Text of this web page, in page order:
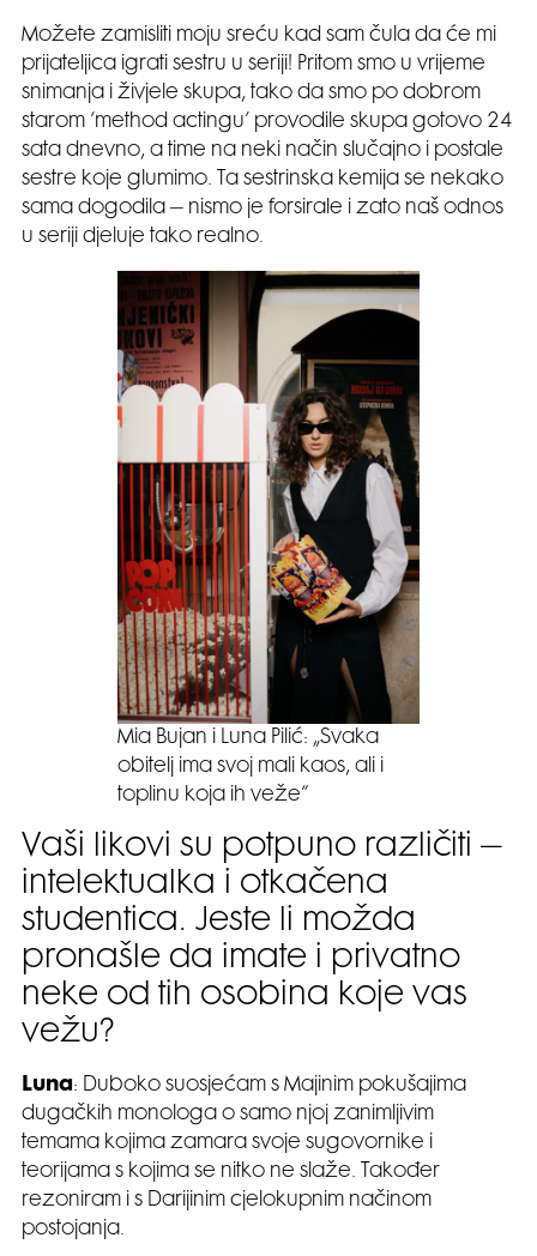
Možete zamisliti moju sreću kad sam čula da će mi
prijateljica igrati sestru u seriji! Pritom smo u vrijeme
snimanja i živjele skupa, tako da smo po dobrom
starom ‘method actingu’ provodile skupa gotovo 24
sata dnevno, a time na neki način slučajno i postale
sestre koje glumimo. Ta sestrinska kemija se nekako
sama dogodila – nismo je forsirale i zato naš odnos
u seriji djeluje tako realno.
Mia Bujan i Luna Pilić: „Svaka
obitelj ima svoj mali kaos, ali i
toplinu koja ih veže“
Vaši likovi su potpuno različiti –
intelektualka i otkačena
studentica. Jeste li možda
pronašle da imate i privatno
neke od tih osobina koje vas
vežu?
Luna: Duboko suosjećam s Majinim pokušajima
dugačkih monologa o samo njoj zanimljivim
temama kojima zamara svoje sugovornike i
teorijama s kojima se nitko ne slaže. Također
rezoniram i s Darijinim cjelokupnim načinom
postojanja.